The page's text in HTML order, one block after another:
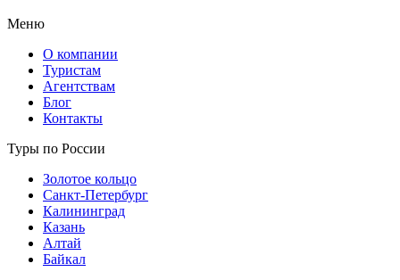
Меню
О компании
Туристам
Агентствам
Блог
Контакты
Туры по России
Золотое кольцо
Санкт-Петербург
Калининград
Казань
Алтай
Байкал